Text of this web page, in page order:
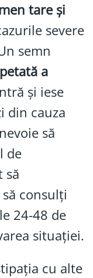
tare și
severe
semn
a
și iese
din cauza
să
de
să
consulți
24-48 de
situației.
cu alte